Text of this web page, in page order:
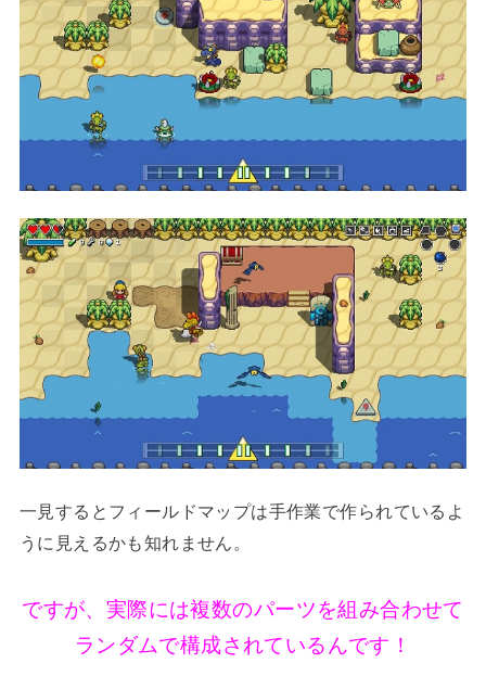
一見するとフィールドマップは手作業で作られているよ
うに見えるかも知れません。
ですが、実際には複数のパーツを組み合わせて
ランダムで構成されているんです！